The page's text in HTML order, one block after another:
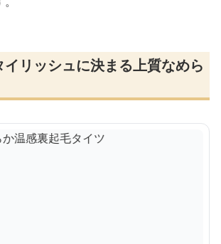
リッシュに決まる上質なめら